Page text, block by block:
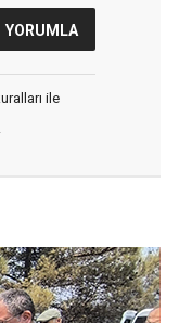
ile